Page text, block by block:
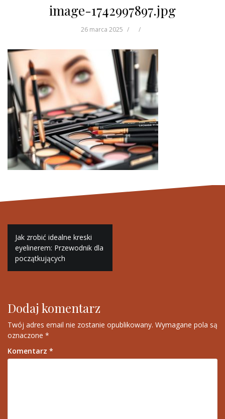
image-1742997897.jpg
26 marca 2025
Nawigacja
wpisu
Jak zrobić idealne kreski
eyelinerem: Przewodnik dla
początkujących
Dodaj komentarz
Twój adres email nie zostanie opublikowany. Wymagane pola są
oznaczone *
Komentarz *